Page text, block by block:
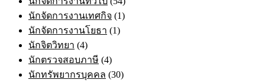
นักจัดการงานเทศกิจ (1)
นักจัดการงานโยธา (1)
นักจิตวิทยา (4)
นักตรวจสอบภาษี (4)
นักทรัพยากรบุคคล (30)